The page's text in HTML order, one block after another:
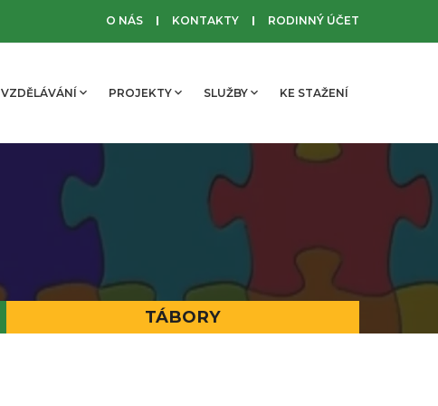
O NÁS KONTAKTY RODINNÝ ÚČET
VZDĚLÁVÁNÍ PROJEKTY SLUŽBY KE STAŽENÍ
TÁBORY